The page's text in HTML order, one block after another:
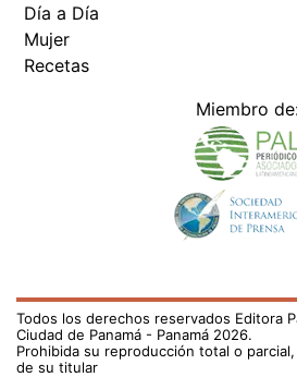
Día a Día
Mujer
Recetas
Miembro
Todos los derechos reservados Editora
Ciudad de Panamá - Panamá 2026.
Prohibida su reproducción total o
de su titular